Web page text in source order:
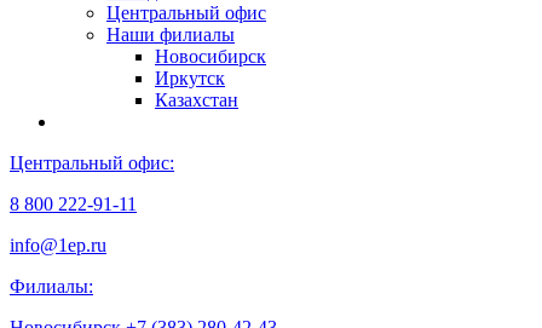
Центральный офис
Наши филиалы
Новосибирск
Иркутск
Казахстан
Центральный офис:
8 800 222-91-11
info@1ep.ru
Филиалы: